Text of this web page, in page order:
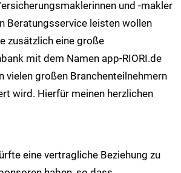
und -makler
Beratungsservice leisten wollen
zusätzlich eine große
mit dem Namen app-RIORI.de
vielen großen Branchenteilnehmern
wird. Hierfür meinen herzlichen
eine vertragliche Beziehung zu